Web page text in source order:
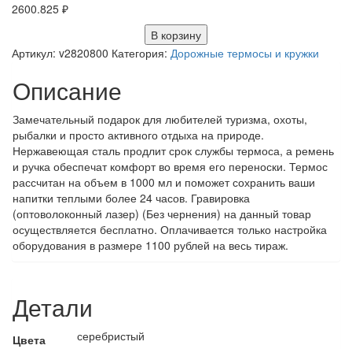
2600.825 ₽
В корзину
Артикул: v2820800 Категория: Дорожные термосы и кружки
Описание
Замечательный подарок для любителей туризма, охоты,
рыбалки и просто активного отдыха на природе.
Нержавеющая сталь продлит срок службы термоса, а ремень
и ручка обеспечат комфорт во время его переноски. Термос
рассчитан на объем в 1000 мл и поможет сохранить ваши
напитки теплыми более 24 часов. Гравировка
(оптоволоконный лазер) (Без чернения) на данный товар
осуществляется бесплатно. Оплачивается только настройка
оборудования в размере 1100 рублей на весь тираж.
Детали
Цвета
серебристый